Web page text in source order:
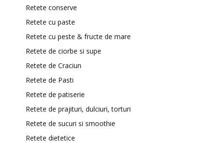
Retete conserve
Retete cu paste
Retete cu peste & fructe de mare
Retete de ciorbe si supe
Retete de Craciun
Retete de Pasti
Retete de patiserie
Retete de prajituri, dulciuri, torturi
Retete de sucuri si smoothie
Retete dietetice